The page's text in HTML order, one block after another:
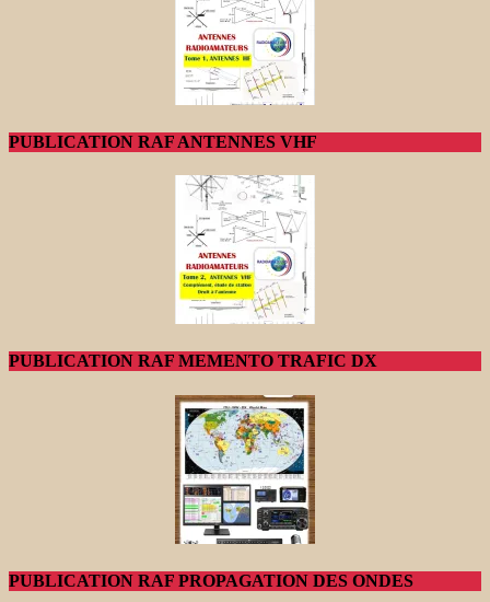
PUBLICATION RAF ANTENNES VHF
PUBLICATION RAF MEMENTO TRAFIC DX
PUBLICATION RAF PROPAGATION DES ONDES